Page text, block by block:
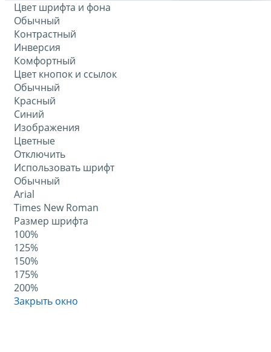
Цвет шрифта и фона
Обычный
Контрастный
Инверсия
Комфортный
Цвет кнопок и ссылок
Обычный
Красный
Синий
Изображения
Цветные
Отключить
Использовать шрифт
Обычный
Arial
Times New Roman
Размер шрифта
100%
125%
150%
175%
200%
Закрыть окно